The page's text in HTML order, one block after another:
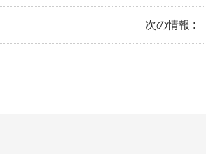
次の情報 :